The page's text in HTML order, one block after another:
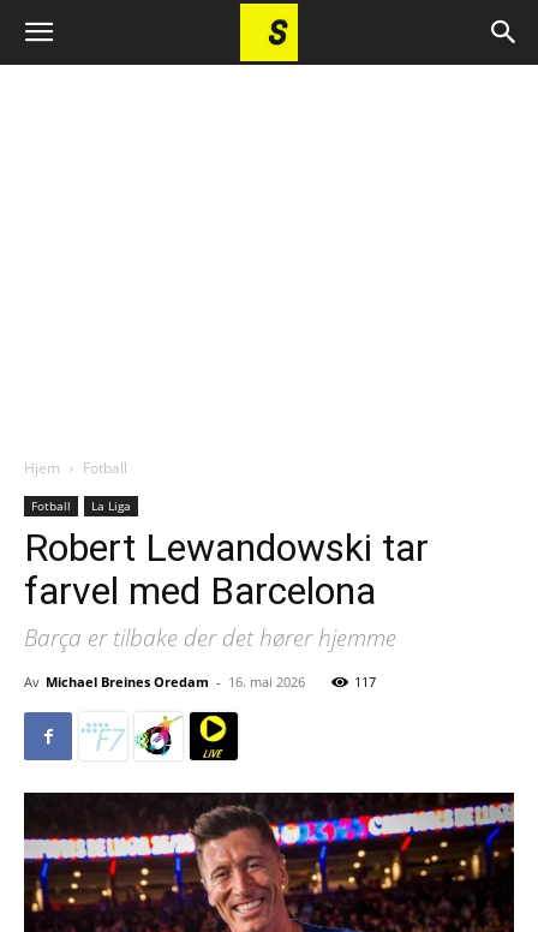
Hjem Fotball
Fotball La Liga
Robert Lewandowski tar
farvel med Barcelona
Barça er tilbake der det hører hjemme
Av Michael Breines Oredam - 16. mai 2026 117